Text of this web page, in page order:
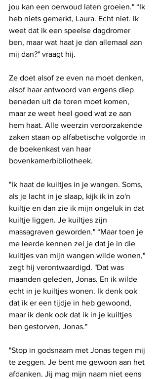
jou kan een oerwoud laten groeien." “Ik
heb niets gemerkt, Laura. Echt niet. Ik
weet dat ik een speelse dagdromer
ben, maar wat haat je dan allemaal aan
mij dan?" vraagt hij.
Ze doet alsof ze even na moet denken,
alsof haar antwoord van ergens diep
beneden uit de toren moet komen,
maar ze weet heel goed wat ze aan
hem haat. Alle weerzin veroorzakende
zaken staan op alfabetische volgorde in
de boekenkast van haar
bovenkamerbibliotheek.
"Ik haat de kuiltjes in je wangen. Soms,
als je lacht in je slaap, kijk ik in zo'n
kuiltje en dan zie ik mijn ongeluk in dat
kuiltje liggen. Je kuiltjes zijn
massagraven geworden." “Maar toen je
me leerde kennen zei je dat je in die
kuiltjes van mijn wangen wilde wonen,"
zegt hij verontwaardigd. "Dat was
maanden geleden, Jonas. En ik wilde
echt in je kuiltjes wonen. Ik denk ook
dat ik er een tijdje in heb ­gewoond,
maar ik denk ook dat ik in je kuiltjes
ben ­gestorven, Jonas."
"Stop in godsnaam met Jonas tegen mij
te zeggen. Je bent me gewoon aan het
afdanken. Jij mag mijn naam niet eens